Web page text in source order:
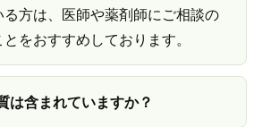
方は、医師や薬剤師にご相談の
をおすすめしております。
は含まれていますか？